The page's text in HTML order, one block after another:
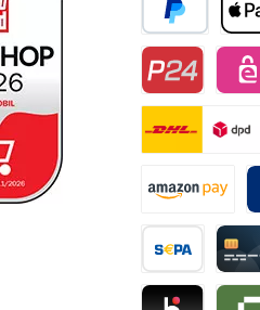
PayPal
Przelewy24
Amazon Pay
Vorkasse /